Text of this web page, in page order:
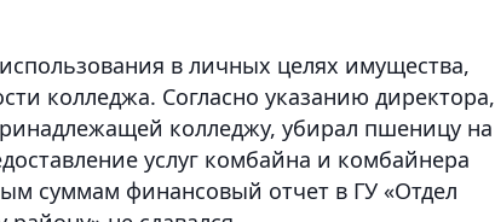
в личных целях имущества,
колледжа. Согласно указанию директора,
колледжу, убирал пшеницу на
услуг комбайна и комбайнера
суммам финансовый отчет в ГУ «Отдел